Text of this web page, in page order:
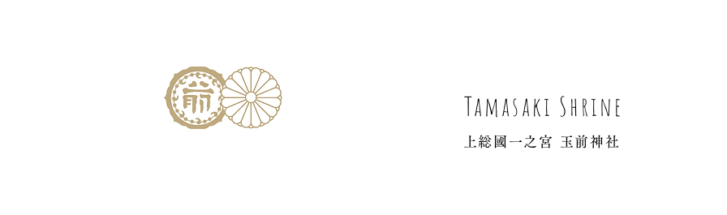
Tamasaki Shrine
上総國一之宮 玉前神社